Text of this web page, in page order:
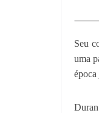
Seu
uma